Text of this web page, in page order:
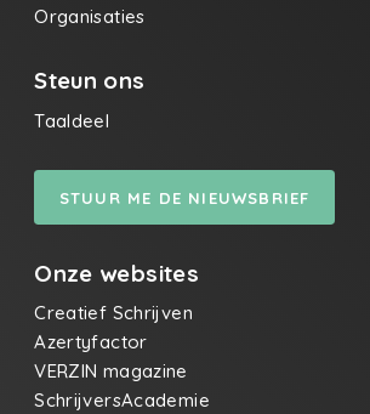
Organisaties
Steun ons
Taaldeel
STUUR ME DE NIEUWSBRIEF
Onze websites
Creatief Schrijven
Azertyfactor
VERZIN magazine
SchrijversAcademie